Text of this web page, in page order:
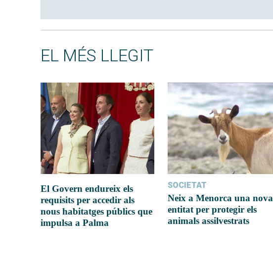
EL MÉS LLEGIT
El Govern endureix els
requisits per accedir als
nous habitatges públics que
impulsa a Palma
SOCIETAT
Neix a Menorca una nova
entitat per protegir els
animals assilvestrats